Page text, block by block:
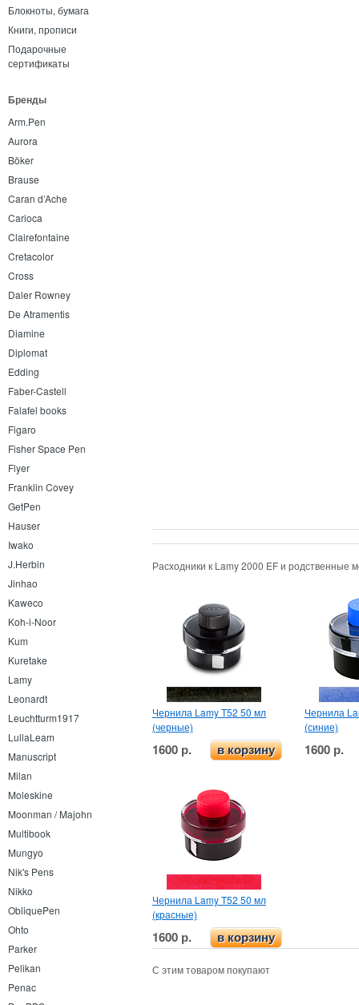
Блокноты, бумага
Книги, прописи
Подарочные
сертификаты
Бренды
Arm.Pen
Aurora
Böker
Brause
Caran d’Ache
Carioca
Clairefontaine
Cretacolor
Cross
Daler Rowney
De Atramentis
Diamine
Diplomat
Edding
Faber-Castell
Falafel books
Figaro
Fisher Space Pen
Flyer
Franklin Covey
GetPen
Hauser
Iwako
J.Herbin
Jinhao
Kaweco
Koh-i-Noor
Kum
Kuretake
Lamy
Leonardt
Leuchtturm1917
LullaLeam
Manuscript
Milan
Moleskine
Moonman / Majohn
Multibook
Mungyo
Nik's Pens
Nikko
ObliquePen
Ohto
Parker
Pelikan
Penac
Расходники к Lamy 2000 EF и родственные
Чернила Lamy T52 50 мл
(черные)
1600 р. в корзину
Чернила
(синие)
1600 р.
Чернила Lamy T52 50 мл
(красные)
1600 р. в корзину
С этим товаром покупают